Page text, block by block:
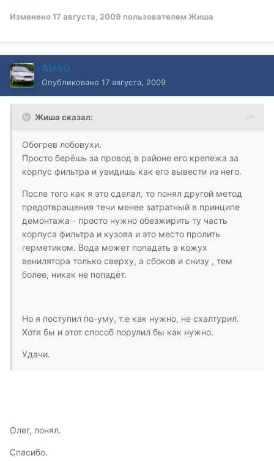
Изменено17 августа, 2009 пользователем Жиша
AlexG
Опубликовано 17 августа, 2009
Жиша сказал:
Обогрев лобовухи.
Просто берёшь за провод в районе его крепежа за
корпус фильтра и увидишь как его вывести из него.
После того как я это сделал, то понял другой метод
предотвращения течи менее затратный в принципе
демонтажа - просто нужно обезжирить ту часть
корпуса фильтра и кузова и это место пролить
герметиком. Вода может попадать в кожух
венилятора только сверху, а сбоков и снизу , тем
более, никак не попадёт.
Но я поступил по-уму, т.е как нужно, не схалтурил.
Хотя бы и этот способ порулил бы как нужно.
Удачи.
Олег, понял.
Спасибо.